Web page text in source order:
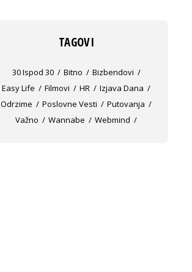
TAGOVI
30 Ispod 30 Bitno
Bizbendovi
Easy Life
Filmovi HR
Izjava Dana
Odrzime
Poslovne Vesti
Putovanja
Važno
Wannabe Webmind